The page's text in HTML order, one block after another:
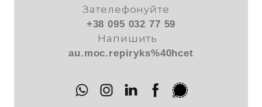
Зателефонуйте
+38 095 032 77 59
Напишить
au.moc.repiryks%40hcet